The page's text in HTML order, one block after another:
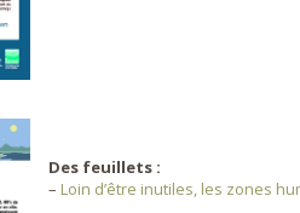
Des feuillets :
– Loin d’être inutiles, les zones